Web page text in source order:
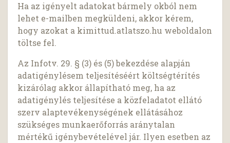
Ha az igényelt adatokat bármely okból nem
lehet e-mailben megküldeni, akkor kérem,
hogy azokat a kimittud.atlatszo.hu weboldalon
töltse fel.
Az Infotv. 29. § (3) és (5) bekezdése alapján
adatigénylésem teljesítéséért költségtérítés
kizárólag akkor állapítható meg, ha az
adatigénylés teljesítése a közfeladatot ellátó
szerv alaptevékenységének ellátásához
szükséges munkaerőforrás aránytalan
mértékű igénybevételével jár. Ilyen esetben az